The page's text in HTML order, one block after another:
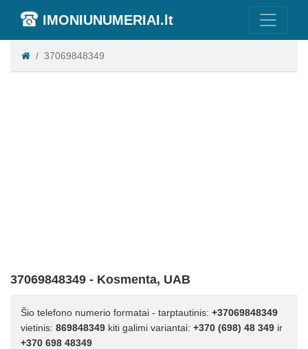
IMONIUNUMERIAI.lt
37069848349
37069848349 - Kosmenta, UAB
Šio telefono numerio formatai - tarptautinis: +37069848349
vietinis: 869848349 kiti galimi variantai: +370 (698) 48 349 ir
+370 698 48349